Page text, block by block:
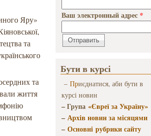
Яру»
та
та
життя
Ваш электронный адрес *
Бути в курсі
– Приєднатися, аби бути в
курсі новин
– Група «Євреї за Україну»
–Архів новин за місяцями
–Основні рубрики сайту